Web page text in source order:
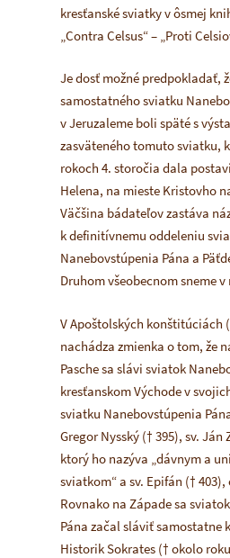
kresťanské sviatky v ôsmej
„Contra Celsus“ – „Proti
Je dosť možné predpokladať,
samostatného sviatku
v Jeruzaleme boli späté s
zasväteného tomuto sviatku,
rokoch 4. storočia dala
Helena, na mieste Kristovho
Väčšina bádateľov zastáva
k definitívnemu oddeleniu
Nanebovstúpenia Pána a
Druhom všeobecnom sneme v
VApoštolských konštitúciách
nachádza zmienka o tom, že
Pasche sa slávi sviatok
kresťanskom Východe v
sviatku Nanebovstúpenia
Gregor Nysský († 395), sv. Ján
ktorý ho nazýva „dávnym a
sviatkom“ a sv. Epifán (†
Rovnako na Západe sa
Pána začal sláviť samostatne
Historik Sokrates († okolo